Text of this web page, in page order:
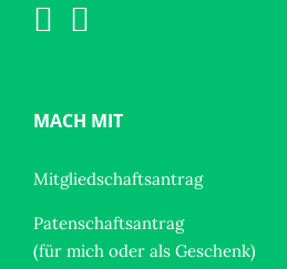
MACH MIT
Mitgliedschaftsantrag
Patenschaftsantrag
(für mich oder als Geschenk)